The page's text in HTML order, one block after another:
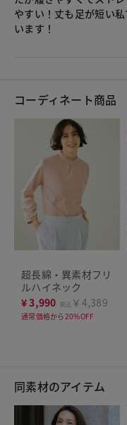
やすい！丈も足が短い
います！
コーディネート商品
超長綿・異素材フリ
ルハイネック
¥3,990 税込 ￥4,389
通常価格から20%OFF
同素材のアイテム